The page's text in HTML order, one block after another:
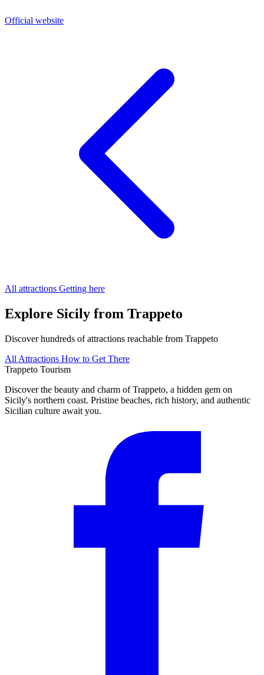
Official website
All attractions Getting here
Explore Sicily from Trappeto
Discover hundreds of attractions reachable from Trappeto
All Attractions How to Get There
Trappeto Tourism
Discover the beauty and charm of Trappeto, a hidden gem on
Sicily's northern coast. Pristine beaches, rich history, and authentic
Sicilian culture await you.